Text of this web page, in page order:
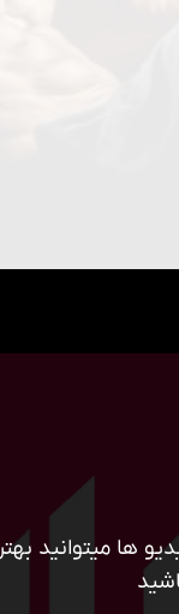
ها میتوانید